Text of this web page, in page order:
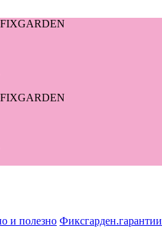
FIXGARDEN
FIXGARDEN
и полезно Фиксгарден.гарантии